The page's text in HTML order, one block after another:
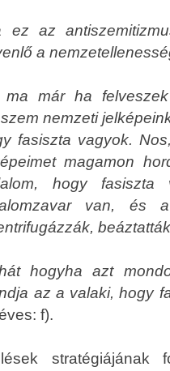
ez az
a
ma már ha
nemzeti
fasiszta vagyok.
magamon
hogy fasiszta
van, és
hogyha azt
az a valaki, hogy
f).
stratégiájának